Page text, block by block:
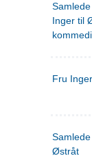
Inger til
Fru
Østråt